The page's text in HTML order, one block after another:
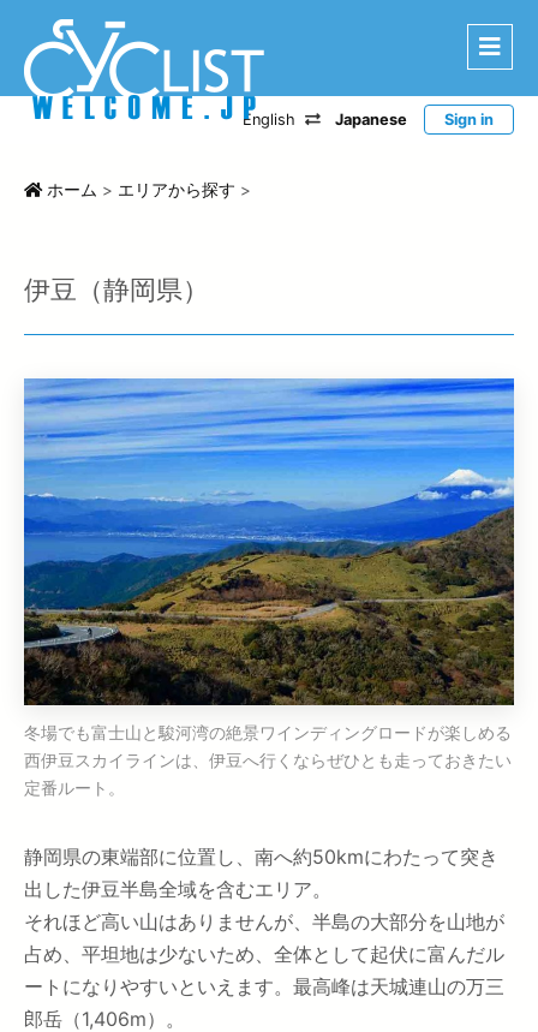
ツアー・イベントから探す
CWC
お問い合わせ
English Japanese Sign in
ホーム > エリアから探す >
伊豆（静岡県）
冬場でも富士山と駿河湾の絶景ワインディングロードが楽しめる
西伊豆スカイラインは、伊豆へ行くならぜひとも走っておきたい
定番ルート。
静岡県の東端部に位置し、南へ約50kmにわたって突き
出した伊豆半島全域を含むエリア。
それほど高い山はありませんが、半島の大部分を山地が
占め、平坦地は少ないため、全体として起伏に富んだル
ートになりやすいといえます。最高峰は天城連山の万三
郎岳（1,406m）。